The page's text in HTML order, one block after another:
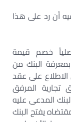
أن رد على هذا
خصم قيمة
بمعرفة البنك من
الاطلاع على عقد
بضمان أوراق تجارية المرفق
المدعى عليه
يفتح البنك